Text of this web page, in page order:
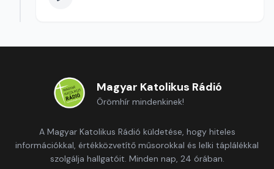
Magyar Katolikus Rádió
Örömhír mindenkinek!
A Magyar Katolikus Rádió küldetése, hogy hiteles
információkkal, értékközvetítő műsorokkal és lelki táplálékkal
szolgálja hallgatóit. Minden nap, 24 órában.